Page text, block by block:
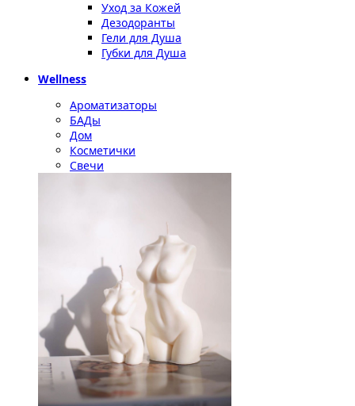
Уход за Кожей
Дезодоранты
Гели для Душа
Губки для Душа
Wellness
Ароматизаторы
БАДы
Дом
Косметички
Свечи